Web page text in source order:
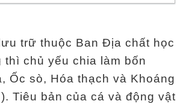
trữ thuộc Ban Địa chất học
thì chủ yếu chia làm bốn
Ốc sò, Hóa thạch và Khoáng
Tiêu bản của cá và động vật